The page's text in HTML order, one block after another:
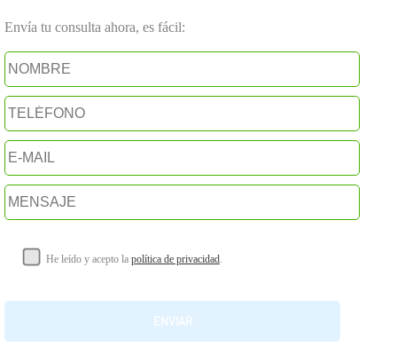
Envía tu consulta ahora, es fácil:
He leído y acepto la política de privacidad.